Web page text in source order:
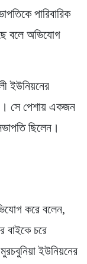
পারিবারিক
বলে অভিযোগ
ইউনিয়নের
সে পেশায় একজন
ছিলেন।
করে বলেন,
বাইকে চরে
ইউনিয়নের